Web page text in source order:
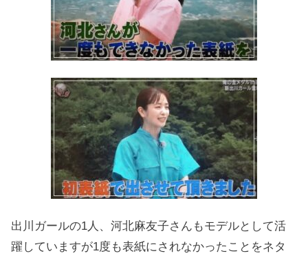
出川ガールの1人、河北麻友子さんもモデルとして活
躍していますが1度も表紙にされなかったことをネタ